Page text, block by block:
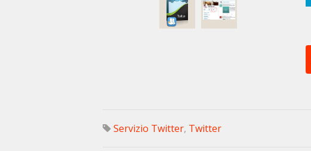
Servizio Twitter, Twitter